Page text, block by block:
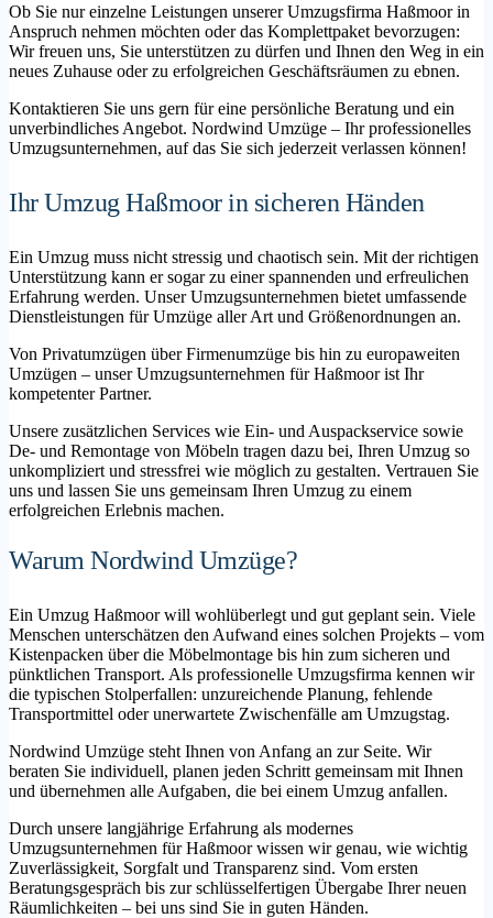
Ob Sie nur einzelne Leistungen unserer Umzugsfirma Haßmoor in
Anspruch nehmen möchten oder das Komplettpaket bevorzugen:
Wir freuen uns, Sie unterstützen zu dürfen und Ihnen den Weg in ein
neues Zuhause oder zu erfolgreichen Geschäftsräumen zu ebnen.
Kontaktieren Sie uns gern für eine persönliche Beratung und ein
unverbindliches Angebot. Nordwind Umzüge – Ihr professionelles
Umzugsunternehmen, auf das Sie sich jederzeit verlassen können!
Ihr Umzug Haßmoor in sicheren Händen
Ein Umzug muss nicht stressig und chaotisch sein. Mit der richtigen
Unterstützung kann er sogar zu einer spannenden und erfreulichen
Erfahrung werden. Unser Umzugsunternehmen bietet umfassende
Dienstleistungen für Umzüge aller Art und Größenordnungen an.
Von Privatumzügen über Firmenumzüge bis hin zu europaweiten
Umzügen – unser Umzugsunternehmen für Haßmoor ist Ihr
kompetenter Partner.
Unsere zusätzlichen Services wie Ein- und Auspackservice sowie
De- und Remontage von Möbeln tragen dazu bei, Ihren Umzug so
unkompliziert und stressfrei wie möglich zu gestalten. Vertrauen Sie
uns und lassen Sie uns gemeinsam Ihren Umzug zu einem
erfolgreichen Erlebnis machen.
Warum Nordwind Umzüge?
Ein Umzug Haßmoor will wohlüberlegt und gut geplant sein. Viele
Menschen unterschätzen den Aufwand eines solchen Projekts – vom
Kistenpacken über die Möbelmontage bis hin zum sicheren und
pünktlichen Transport. Als professionelle Umzugsfirma kennen wir
die typischen Stolperfallen: unzureichende Planung, fehlende
Transportmittel oder unerwartete Zwischenfälle am Umzugstag.
Nordwind Umzüge steht Ihnen von Anfang an zur Seite. Wir
beraten Sie individuell, planen jeden Schritt gemeinsam mit Ihnen
und übernehmen alle Aufgaben, die bei einem Umzug anfallen.
Durch unsere langjährige Erfahrung als modernes
Umzugsunternehmen für Haßmoor wissen wir genau, wie wichtig
Zuverlässigkeit, Sorgfalt und Transparenz sind. Vom ersten
Beratungsgespräch bis zur schlüsselfertigen Übergabe Ihrer neuen
Räumlichkeiten – bei uns sind Sie in guten Händen.